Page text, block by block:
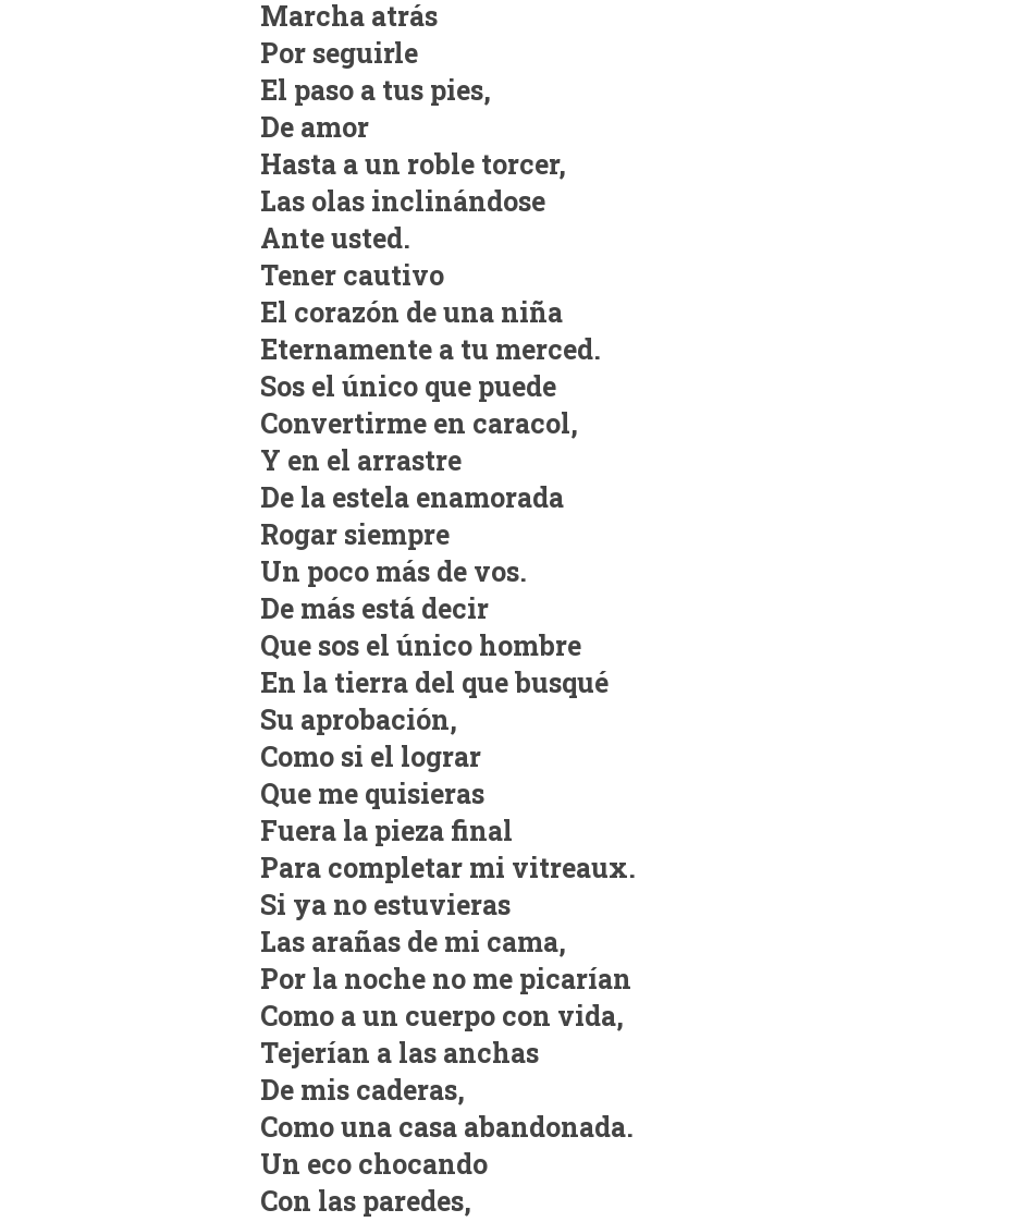
Marcha atrás
Por seguirle
El paso a tus pies,
De amor
Hasta a un roble torcer,
Las olas inclinándose
Ante usted.
Tener cautivo
El corazón de una niña
Eternamente a tu merced.
Sos el único que puede
Convertirme en caracol,
Y en el arrastre
De la estela enamorada
Rogar siempre
Un poco más de vos.
De más está decir
Que sos el único hombre
En la tierra del que busqué
Su aprobación,
Como si el lograr
Que me quisieras
Fuera la pieza final
Para completar mi vitreaux.
Si ya no estuvieras
Las arañas de mi cama,
Por la noche no me picarían
Como a un cuerpo con vida,
Tejerían a las anchas
De mis caderas,
Como una casa abandonada.
Un eco chocando
Con las paredes,